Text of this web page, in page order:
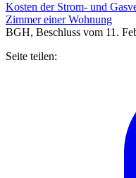
Kosten der Strom- und
Zimmer einer Wohnung
BGH, Beschluss vom 11.
Seite teilen: